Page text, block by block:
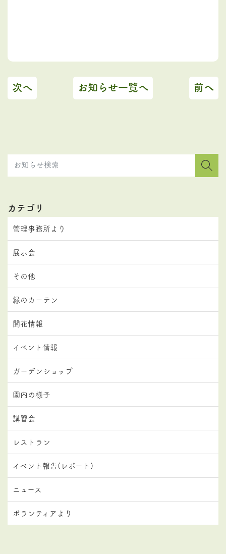
次へ お知らせ一覧へ 前へ
カテゴリ
管理事務所より
展示会
その他
緑のカーテン
開花情報
イベント情報
ガーデンショップ
園内の様子
講習会
レストラン
イベント報告(レポート)
ニュース
ボランティアより